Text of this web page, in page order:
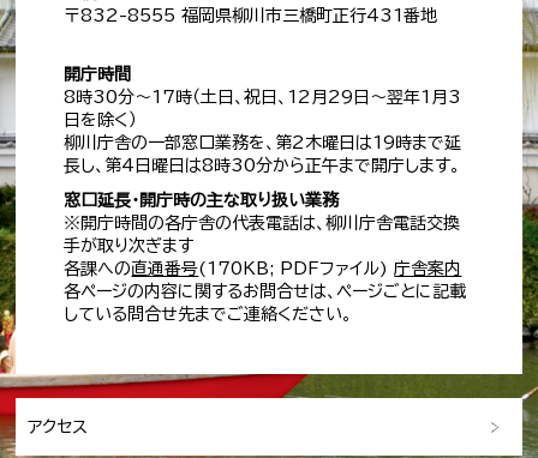
〒832-8555 福岡県柳川市三橋町正行431番地
開庁時間
8時30分～17時（土日、祝日、12月29日～翌年1月3
日を除く）
柳川庁舎の一部窓口業務を、第2木曜日は19時まで延
長し、第4日曜日は8時30分から正午まで開庁します。
窓口延長・開庁時の主な取り扱い業務
※開庁時間の各庁舎の代表電話は、柳川庁舎電話交換
手が取り次ぎます
各課への直通番号(170KB; PDFファイル)庁舎案内
各ページの内容に関するお問合せは、ページごとに記載
している問合せ先までご連絡ください。
アクセス